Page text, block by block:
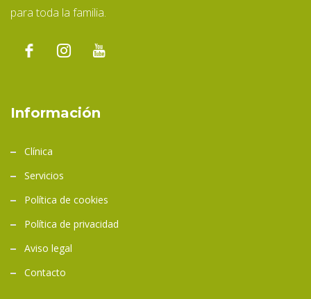
para toda la familia.
Información
Clínica
Servicios
Política de cookies
Política de privacidad
Aviso legal
Contacto